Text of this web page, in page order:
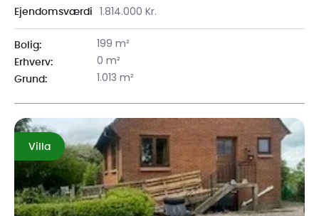
Ejendomsværdi 1.814.000 Kr.
Bolig: 199 m²
Erhverv: 0 m²
Grund: 1.013 m²
Villa